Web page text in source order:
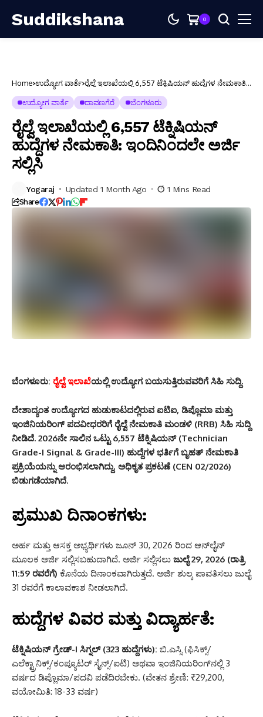
Suddikshana 0
Home ಉದ್ಯೋಗ ವಾರ್ತೆ ರೈಲ್ವೆ ಇಲಾಖೆಯಲ್ಲಿ 6,557 ಟೆಕ್ನಿಷಿಯನ್ ಹುದ್ದೆಗಳ ನೇಮಕಾತಿ:
ಉದ್ಯೋಗ ವಾರ್ತೆ ದಾವಣಗೆರೆ ಬೆಂಗಳೂರು
ರೈಲ್ವೆ ಇಲಾಖೆಯಲ್ಲಿ 6,557 ಟೆಕ್ನಿಷಿಯನ್
ಹುದ್ದೆಗಳ ನೇಮಕಾತಿ: ಇಂದಿನಿಂದಲೇ ಅರ್ಜಿ
ಸಲ್ಲಿಸಿ
Yogaraj Updated 1 Month Ago 1 Mins Read
Share
ಬೆಂಗಳೂರು: ರೈಲ್ವೆ ಇಲಾಖೆಯಲ್ಲಿ ಉದ್ಯೋಗ ಬಯಸುತ್ತಿರುವವರಿಗೆ ಸಿಹಿ ಸುದ್ದಿ.
ದೇಶಾದ್ಯಂತ ಉದ್ಯೋಗದ ಹುಡುಕಾಟದಲ್ಲಿರುವ ಐಟಿಐ, ಡಿಪ್ಲೊಮಾ ಮತ್ತು
ಇಂಜಿನಿಯರಿಂಗ್ ಪದವೀಧರರಿಗೆ ರೈಲ್ವೆ ನೇಮಕಾತಿ ಮಂಡಳಿ (RRB) ಸಿಹಿ ಸುದ್ದಿ
ನೀಡಿದೆ. 2026ನೇ ಸಾಲಿನ ಒಟ್ಟು 6,557 ಟೆಕ್ನಿಷಿಯನ್ (Technician
Grade-I Signal & Grade-III) ಹುದ್ದೆಗಳ ಭರ್ತಿಗೆ ಬೃಹತ್ ನೇಮಕಾತಿ
ಪ್ರಕ್ರಿಯೆಯನ್ನು ಆರಂಭಿಸಲಾಗಿದ್ದು, ಅಧಿಕೃತ ಪ್ರಕಟಣೆ (CEN 02/2026)
ಬಿಡುಗಡೆಯಾಗಿದೆ.
ಪ್ರಮುಖ ದಿನಾಂಕಗಳು:
ಅರ್ಹ ಮತ್ತು ಆಸಕ್ತ ಅಭ್ಯರ್ಥಿಗಳು ಜೂನ್ 30, 2026 ರಿಂದ ಆನ್‌ಲೈನ್
ಮೂಲಕ ಅರ್ಜಿ ಸಲ್ಲಿಸಬಹುದಾಗಿದೆ. ಅರ್ಜಿ ಸಲ್ಲಿಸಲು ಜುಲೈ 29, 2026 (ರಾತ್ರಿ
11:59 ರವರೆಗೆ) ಕೊನೆಯ ದಿನಾಂಕವಾಗಿರುತ್ತದೆ. ಅರ್ಜಿ ಶುಲ್ಕ ಪಾವತಿಸಲು ಜುಲೈ
31 ರವರೆಗೆ ಕಾಲಾವಕಾಶ ನೀಡಲಾಗಿದೆ.
ಹುದ್ದೆಗಳ ವಿವರ ಮತ್ತು ವಿದ್ಯಾರ್ಹತೆ:
ಟೆಕ್ನಿಷಿಯನ್ ಗ್ರೇಡ್-I ಸಿಗ್ನಲ್ (323 ಹುದ್ದೆಗಳು): ಬಿ.ಎಸ್ಸಿ (ಫಿಸಿಕ್ಸ್/
ಎಲೆಕ್ಟ್ರಾನಿಕ್ಸ್/ಕಂಪ್ಯೂಟರ್ ಸೈನ್ಸ್/ಐಟಿ) ಅಥವಾ ಇಂಜಿನಿಯರಿಂಗ್‌ನಲ್ಲಿ 3
ವರ್ಷದ ಡಿಪ್ಲೊಮಾ/ಪದವಿ ಪಡೆದಿರಬೇಕು. (ವೇತನ ಶ್ರೇಣಿ: ₹29,200,
ವಯೋಮಿತಿ: 18-33 ವರ್ಷ)